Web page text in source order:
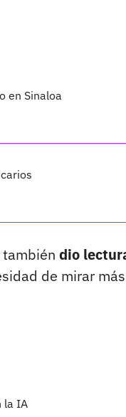
en Sinaloa
dio
de mirar
la IA